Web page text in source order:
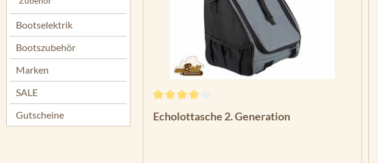
Bootselektrik
Bootszubehör
Marken
SALE
Gutscheine
Echolottasche 2. Generation